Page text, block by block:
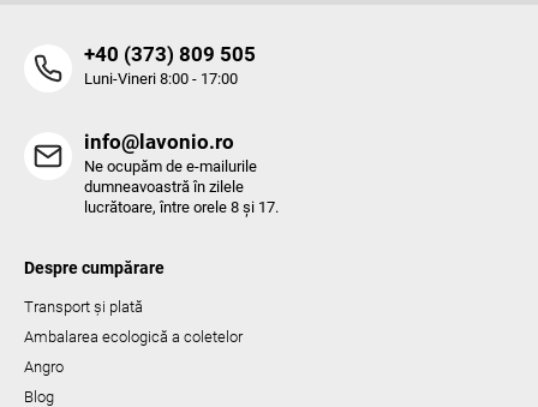
‭+40 (373) 809 505‬
Luni-Vineri 8:00 - 17:00
info@lavonio.ro
Ne ocupăm de e-mailurile
dumneavoastră în zilele
lucrătoare, între orele 8 și 17.
Despre cumpărare
Transport și plată
Ambalarea ecologică a coletelor
Angro
Blog